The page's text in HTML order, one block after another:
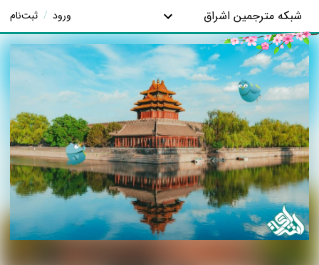
شبکه مترجمین اشراق ورود / ثبت‌نام